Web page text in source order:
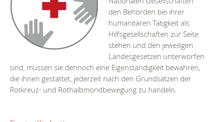
den Behörden bei ihrer
humanitären Tätigkeit als
Hilfsgesellschaften zur Seite
stehen und den jeweiligen
Landesgesetzen unterworfen
sind, müssen sie dennoch eine Eigenständigkeit bewahren,
die ihnen gestattet, jederzeit nach den Grundsätzen der
Rotkreuz- und Rothalbmondbewegung zu handeln.